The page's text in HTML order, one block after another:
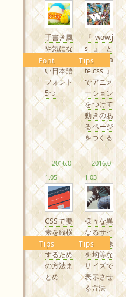
Font
手書き風
や気にな
るかわい
い日本語
フォント
5つ
Tips
『wow.j
s』と
『Anima
te.css』
でアニメ
ーション
をつけて
動きのあ
るページ
をつくる
2016.0
1.05
Tips
CSSで要
素を縦横
中央配置
するため
の方法ま
とめ
2016.0
1.03
Tips
様々な異
なるサイ
ズの画像
を均等な
サイズで
表示させ
る方法